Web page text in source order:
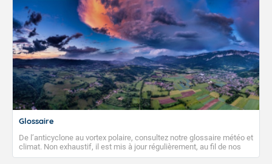
Glossaire
De l’anticyclone au vortex polaire, consultez notre glossaire météo et
climat. Non exhaustif, il est mis à jour régulièrement, au fil de nos
publications. Vous y trouverez également des liens utiles vers nos